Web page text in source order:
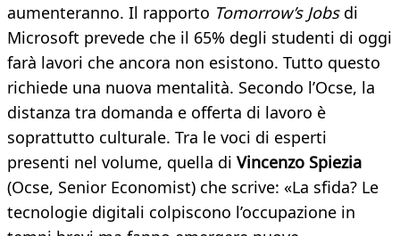
aumenteranno. Il rapporto Tomorrow’s Jobsdi
Microsoft prevede che il 65% degli studenti di oggi
farà lavori che ancora non esistono. Tutto questo
richiede una nuova mentalità. Secondo l’Ocse, la
distanza tra domanda e offerta di lavoro è
soprattutto culturale. Tra le voci di esperti
presenti nel volume, quella di Vincenzo Spiezia
(Ocse, Senior Economist) che scrive: «La sfida? Le
tecnologie digitali colpiscono l’occupazione in